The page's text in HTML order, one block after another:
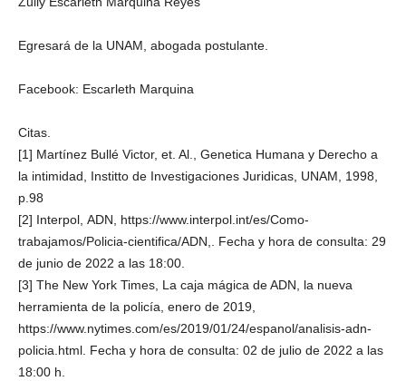
Egresará de la UNAM, abogada postulante.
Facebook: Escarleth Marquina
Citas.
[1] Martínez Bullé Victor, et. Al., Genetica Humana y Derecho a
la intimidad, Institto de Investigaciones Juridicas, UNAM, 1998,
p.98
[2] Interpol, ADN, https://www.interpol.int/es/Como-
trabajamos/Policia-cientifica/ADN,. Fecha y hora de consulta: 29
de junio de 2022 a las 18:00.
[3] The New York Times, La caja mágica de ADN, la nueva
herramienta de la policía, enero de 2019,
https://www.nytimes.com/es/2019/01/24/espanol/analisis-adn-
policia.html. Fecha y hora de consulta: 02 de julio de 2022 a las
18:00 h.